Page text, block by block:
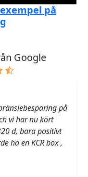
på
Google
på
vi har nu kört
d, bara positivt
ha en KCR box ,